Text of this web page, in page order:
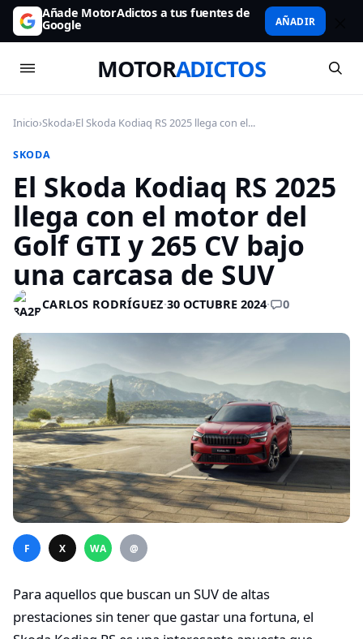
Añade MotorAdictos a tus fuentes de
Google AÑADIR
MOTORADICTOS
Inicio›Skoda›El Skoda Kodiaq RS 2025 llega con el...
SKODA
El Skoda Kodiaq RS 2025
llega con el motor del
Golf GTI y 265 CV bajo
una carcasa de SUV
CARLOS RODRÍGUEZ·30 OCTUBRE 2024· 0
F X WA @
Para aquellos que buscan un SUV de altas
prestaciones sin tener que gastar una fortuna, el